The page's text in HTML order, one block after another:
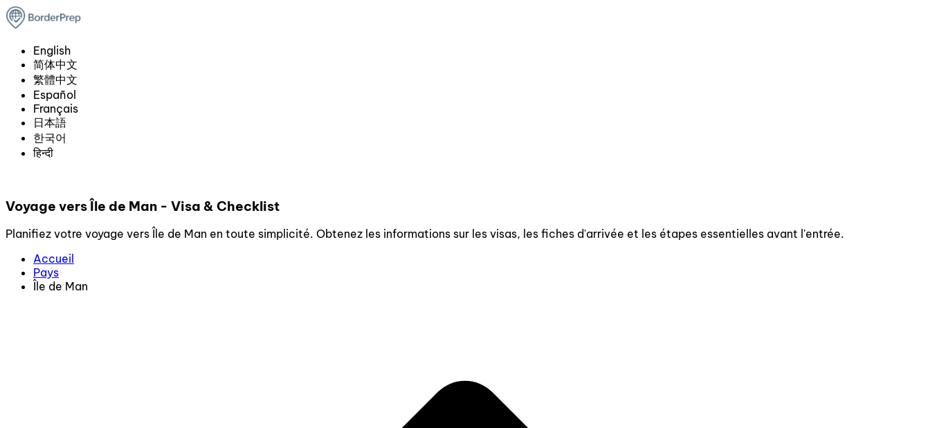
English
简体中文
繁體中文
Español
Français
日本語
한국어
हिन्दी
Voyage vers Île de Man - Visa & Checklist
Planifiez votre voyage vers Île de Man en toute simplicité. Obtenez les informations sur les visas, les fiches d'arrivée et les étapes essentielles avant l'entrée.
Accueil
Pays
Île de Man